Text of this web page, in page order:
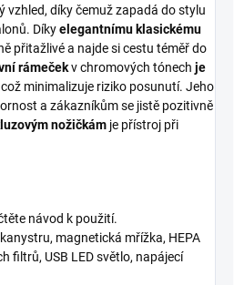
díky čemuž zapadá do stylu
Díkyelegantnímu klasickému
přitažlivé a najde si cestu téměř do
rámečekv chromových tónech je
což minimalizuje riziko posunutí. Jeho
a zákazníkům se jistě pozitivně
nožičkám je přístroj při
návod k použití.
magnetická mřížka, HEPA
filtrů, USB LED světlo, napájecí